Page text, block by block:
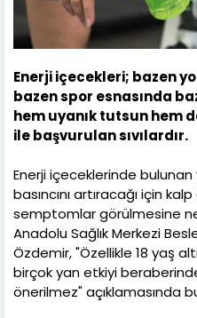
Enerji içecekleri; bazen
bazen spor esnasında
hem uyanık tutsun hem
ile başvurulan sıvılardır.
Enerji içeceklerinde
basıncını artıracağı için
semptomlar görülmesine
Anadolu Sağlık Merkezi
Özdemir, "Özellikle 18 yaş
birçok yan etkiyi
önerilmez" açıklamasında